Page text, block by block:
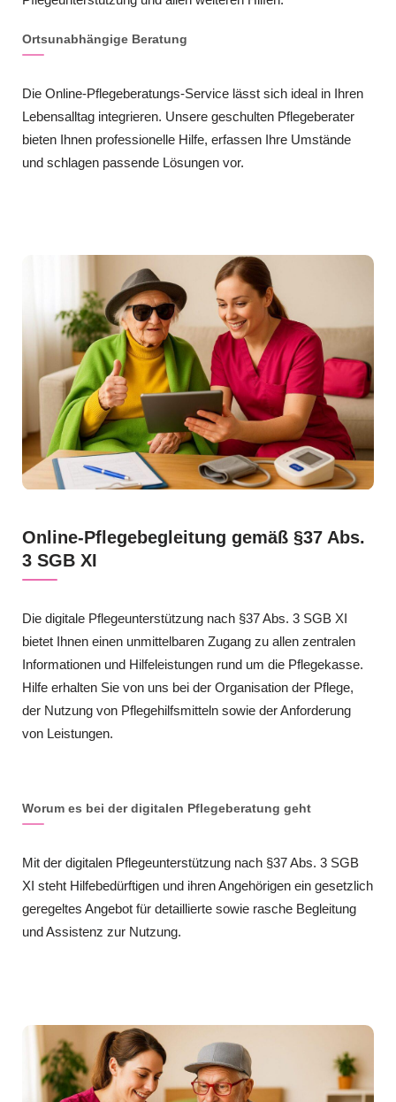
Ortsunabhängige Beratung
Die Online-Pflegeberatungs-Service lässt sich ideal in Ihren
Lebensalltag integrieren. Unsere geschulten Pflegeberater
bieten Ihnen professionelle Hilfe, erfassen Ihre Umstände
und schlagen passende Lösungen vor.
Online-Pflegebegleitung gemäß §37 Abs.
3 SGB XI
Die digitale Pflegeunterstützung nach §37 Abs. 3 SGB XI
bietet Ihnen einen unmittelbaren Zugang zu allen zentralen
Informationen und Hilfeleistungen rund um die Pflegekasse.
Hilfe erhalten Sie von uns bei der Organisation der Pflege,
der Nutzung von Pflegehilfsmitteln sowie der Anforderung
von Leistungen.
Worum es bei der digitalen Pflegeberatung geht
Mit der digitalen Pflegeunterstützung nach §37 Abs. 3 SGB
XI steht Hilfebedürftigen und ihren Angehörigen ein gesetzlich
geregeltes Angebot für detaillierte sowie rasche Begleitung
und Assistenz zur Nutzung.